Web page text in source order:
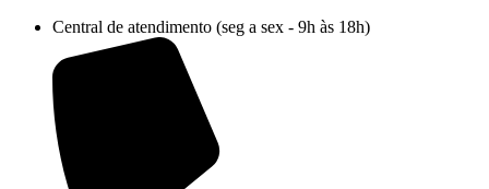
conteúdo
Central de atendimento (seg a sex - 9h às 18h)